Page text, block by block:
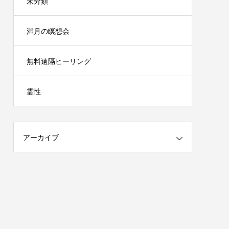
満月の瞑想会
無料遠隔ヒーリング
霊性
アーカイブ